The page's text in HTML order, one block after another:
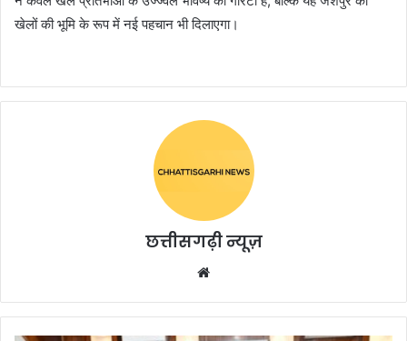
खेलों की भूमि के रूप में नई पहचान भी दिलाएगा।
छत्तीसगढ़ी न्यूज़